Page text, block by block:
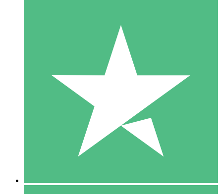
Pacotes de Créditos Individuais
Pague conforme o uso com créditos de download. Sem
1000